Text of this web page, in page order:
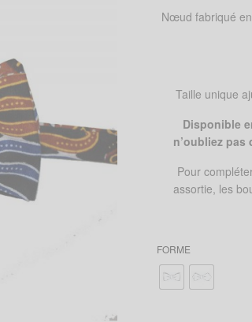
Nœud fabriqué
Taille unique
Disponible
n’oubliez pas
Pour
assortie, les
FORME